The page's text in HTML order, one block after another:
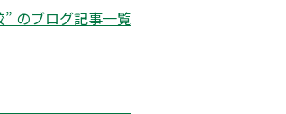
” のブログ記事一覧